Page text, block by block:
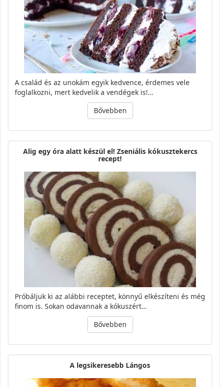
A család és az unokám egyik kedvence, érdemes vele
foglalkozni, mert kedvelik a vendégek is!…
Bővebben
Alig egy óra alatt készül el! Zseniális kókusztekercs
recept!
Próbáljuk ki az alábbi receptet, könnyű elkészíteni és még
finom is. Sokan odavannak a kókuszért…
Bővebben
A legsikeresebb Lángos